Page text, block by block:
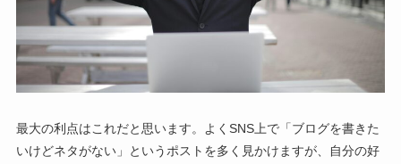
最大の利点はこれだと思います。よくSNS上で「ブログを書きた
いけどネタがない」というポストを多く見かけますが、自分の好